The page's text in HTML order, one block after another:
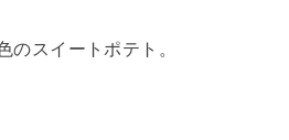
のスイートポテト。